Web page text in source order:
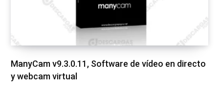
ManyCam v9.3.0.11, Software de vídeo en directo
y webcam virtual